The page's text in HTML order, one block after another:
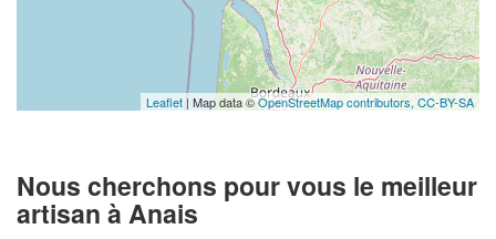
Leaflet | Map data ©OpenStreetMap contributors, CC-BY-SA
Nous cherchons pour vous le meilleur
artisan à Anais